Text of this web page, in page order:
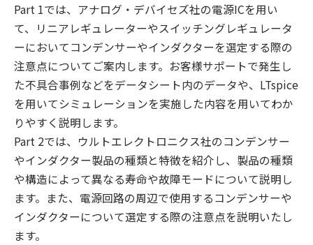
Part 1では、アナログ・デバイセズ社の電源ICを用い
て、リニアレギュレーターやスイッチングレギュレータ
ーにおいてコンデンサーやインダクターを選定する際の
注意点についてご案内します。お客様サポートで発生し
た不具合事例などをデータシート内のデータや、LTspice
を用いてシミュレーションを実施した内容を用いてわか
りやすく説明します。
Part 2では、ウルトエレクトロニクス社のコンデンサー
やインダクター製品の種類と特徴を紹介し、製品の種類
や構造によって異なる寿命や故障モードについて説明し
ます。また、電源回路の周辺で使用するコンデンサーや
インダクターについて選定する際の注意点を説明いたし
ます。